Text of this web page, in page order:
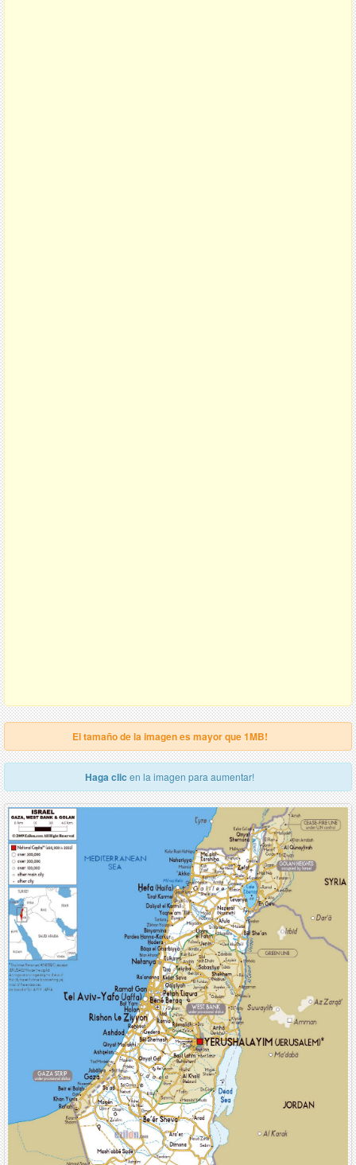
El tamaño de la imagen es mayor que 1MB!
Haga clic en la imagen para aumentar!